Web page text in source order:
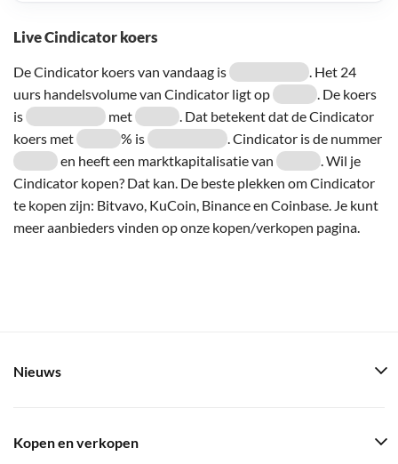
Live Cindicator koers
De Cindicator koers van vandaag is
. Het 24
uurs handelsvolume van Cindicator ligt op
. De koers
is
met
. Dat betekent dat de Cindicator
koers met
% is
. Cindicator is de nummer
en heeft een marktkapitalisatie van
. Wil je
Cindicator kopen? Dat kan. De beste plekken om Cindicator
te kopen zijn: Bitvavo, KuCoin, Binance en Coinbase. Je kunt
meer aanbieders vinden op onze kopen/verkopen pagina.
Nieuws
Kopen en verkopen